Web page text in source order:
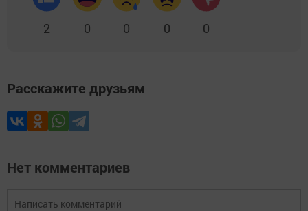
2 0 0 0 0
Расскажите друзьям
Нет комментариев